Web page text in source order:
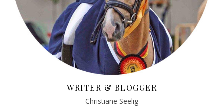
WRITER & BLOGGER
Christiane Seelig